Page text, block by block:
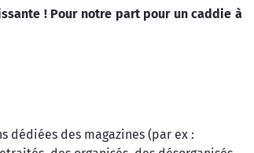
! Pour notre part pour un caddie à
dédiées des magazines (par ex :